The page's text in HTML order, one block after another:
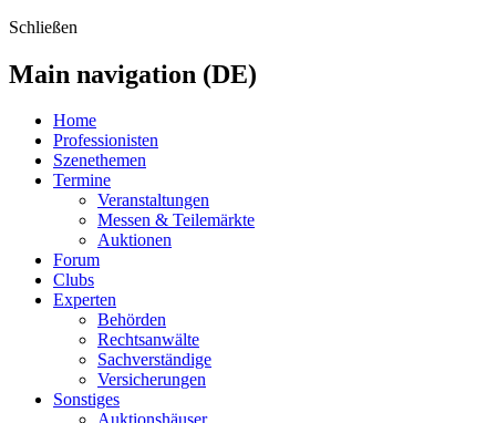
Schließen
Main navigation (DE)
Home
Professionisten
Szenethemen
Termine
Veranstaltungen
Messen & Teilemärkte
Auktionen
Forum
Clubs
Experten
Behörden
Rechtsanwälte
Sachverständige
Versicherungen
Sonstiges